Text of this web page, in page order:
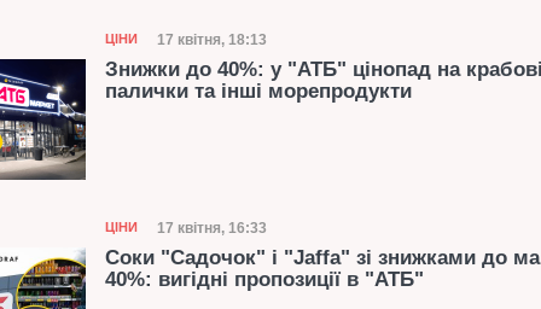
Категорія
ЦІНИ Дата публікації
17 квітня, 18:13
Знижки до 40%: у "АТБ" цінопад на
палички та інші морепродукти
Категорія
ЦІНИ Дата публікації
17 квітня, 16:33
Соки "Садочок" і "Jaffa" зі знижками до
40%: вигідні пропозиції в "АТБ"